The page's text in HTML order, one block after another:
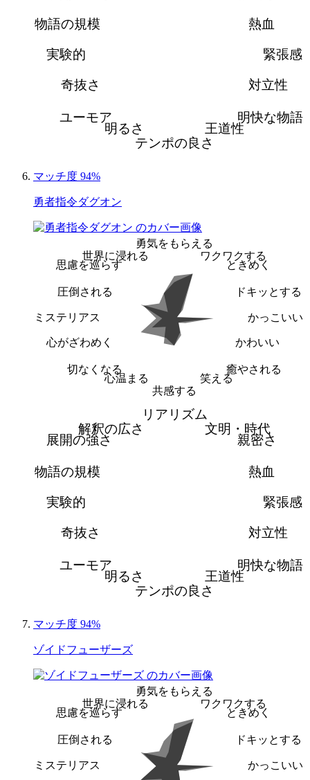
熱血
緊張感
対立性
明快な物語
王道性
テンポの良さ
明るさ
ユーモア
奇抜さ
実験的
物語の規模
マッチ度 94%
勇者指令ダグオン
勇気をもらえる
ワクワクする
ときめく
ドキッとする
かっこいい
かわいい
癒やされる
笑える
共感する
心温まる
切なくなる
心がざわめく
ミステリアス
圧倒される
思慮を巡らす
世界に浸れる
リアリズム
文明・時代
親密さ
熱血
緊張感
対立性
明快な物語
王道性
テンポの良さ
明るさ
ユーモア
奇抜さ
実験的
物語の規模
展開の強さ
解釈の広さ
マッチ度 94%
ゾイドフューザーズ
勇気をもらえる
ワクワクする
ときめく
ドキッとする
かっこいい
ミステリアス
圧倒される
思慮を巡らす
世界に浸れる